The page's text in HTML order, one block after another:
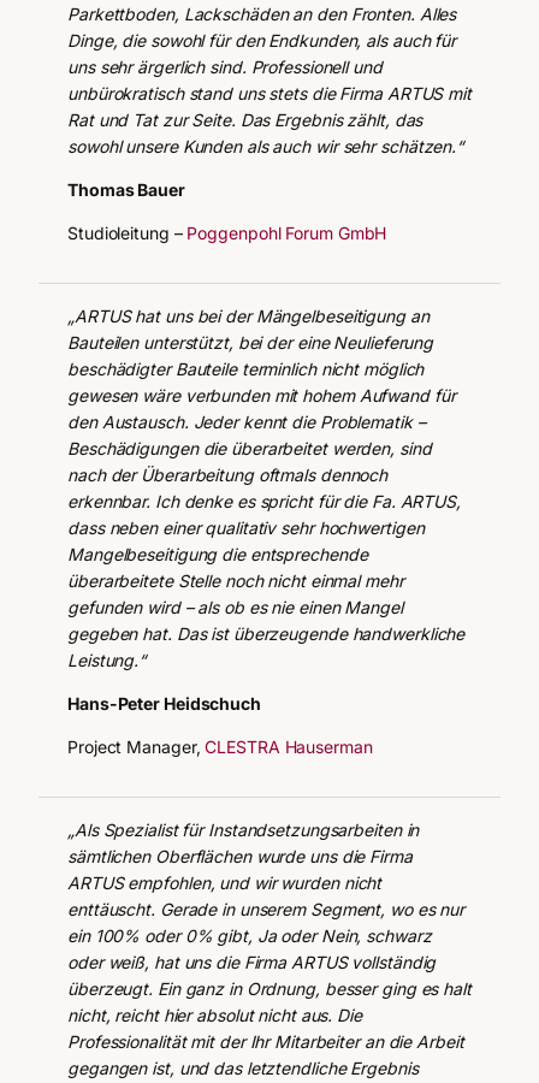
Parkettboden, Lackschäden an den Fronten. Alles
Dinge, die sowohl für den Endkunden, als auch für
uns sehr ärgerlich sind. Professionell und
unbürokratisch stand uns stets die Firma ARTUS mit
Rat und Tat zur Seite. Das Ergebnis zählt, das
sowohl unsere Kunden als auch wir sehr schätzen.“
Thomas Bauer
Studioleitung – Poggenpohl Forum GmbH
„ARTUS hat uns bei der Mängelbeseitigung an
Bauteilen unterstützt, bei der eine Neulieferung
beschädigter Bauteile terminlich nicht möglich
gewesen wäre verbunden mit hohem Aufwand für
den Austausch. Jeder kennt die Problematik –
Beschädigungen die überarbeitet werden, sind
nach der Überarbeitung oftmals dennoch
erkennbar. Ich denke es spricht für die Fa. ARTUS,
dass neben einer qualitativ sehr hochwertigen
Mangelbeseitigung die entsprechende
überarbeitete Stelle noch nicht einmal mehr
gefunden wird – als ob es nie einen Mangel
gegeben hat. Das ist überzeugende handwerkliche
Leistung.“
Hans-Peter Heidschuch
Project Manager,CLESTRA Hauserman
„Als Spezialist für Instandsetzungsarbeiten in
sämtlichen Oberflächen wurde uns die Firma
ARTUS empfohlen, und wir wurden nicht
enttäuscht. Gerade in unserem Segment, wo es nur
ein 100% oder 0% gibt, Ja oder Nein, schwarz
oder weiß, hat uns die Firma ARTUS vollständig
überzeugt. Ein ganz in Ordnung, besser ging es halt
nicht, reicht hier absolut nicht aus. Die
Professionalität mit der Ihr Mitarbeiter an die Arbeit
gegangen ist, und das letztendliche Ergebnis